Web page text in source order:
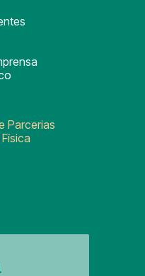
Parcerias